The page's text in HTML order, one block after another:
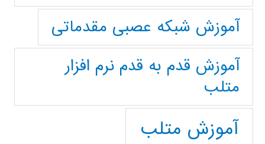
آموزش شبکه عصبی مقدماتی
آموزش قدم به قدم نرم افزار
متلب
آموزش متلب